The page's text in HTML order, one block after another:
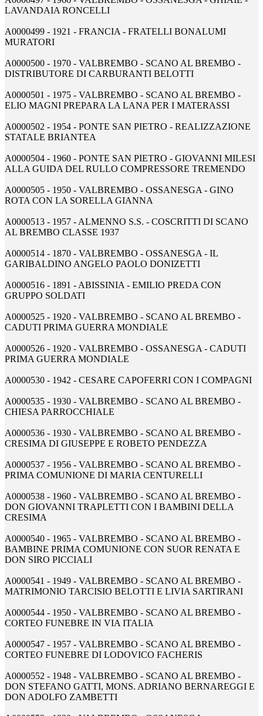
LAVANDAIA RONCELLI
A0000499 - 1921 - FRANCIA - FRATELLI BONALUMI
MURATORI
A0000500 - 1970 - VALBREMBO - SCANO AL BREMBO -
DISTRIBUTORE DI CARBURANTI BELOTTI
A0000501 - 1975 - VALBREMBO - SCANO AL BREMBO -
ELIO MAGNI PREPARA LA LANA PER I MATERASSI
A0000502 - 1954 - PONTE SAN PIETRO - REALIZZAZIONE
STATALE BRIANTEA
A0000504 - 1960 - PONTE SAN PIETRO - GIOVANNI MILESI
ALLA GUIDA DEL RULLO COMPRESSORE TREMENDO
A0000505 - 1950 - VALBREMBO - OSSANESGA - GINO
ROTA CON LA SORELLA GIANNA
A0000513 - 1957 - ALMENNO S.S. - COSCRITTI DI SCANO
AL BREMBO CLASSE 1937
A0000514 - 1870 - VALBREMBO - OSSANESGA - IL
GARIBALDINO ANGELO PAOLO DONIZETTI
A0000516 - 1891 - ABISSINIA - EMILIO PREDA CON
GRUPPO SOLDATI
A0000525 - 1920 - VALBREMBO - SCANO AL BREMBO -
CADUTI PRIMA GUERRA MONDIALE
A0000526 - 1920 - VALBREMBO - OSSANESGA - CADUTI
PRIMA GUERRA MONDIALE
A0000530 - 1942 - CESARE CAPOFERRI CON I COMPAGNI
A0000535 - 1930 - VALBREMBO - SCANO AL BREMBO -
CHIESA PARROCCHIALE
A0000536 - 1930 - VALBREMBO - SCANO AL BREMBO -
CRESIMA DI GIUSEPPE E ROBETO PENDEZZA
A0000537 - 1956 - VALBREMBO - SCANO AL BREMBO -
PRIMA COMUNIONE DI MARIA CENTURELLI
A0000538 - 1960 - VALBREMBO - SCANO AL BREMBO -
DON GIOVANNI TRAPLETTI CON I BAMBINI DELLA
CRESIMA
A0000540 - 1965 - VALBREMBO - SCANO AL BREMBO -
BAMBINE PRIMA COMUNIONE CON SUOR RENATA E
DON SIRO PICCIALI
A0000541 - 1949 - VALBREMBO - SCANO AL BREMBO -
MATRIMONIO TARCISIO BELOTTI E LIVIA SARTIRANI
A0000544 - 1950 - VALBREMBO - SCANO AL BREMBO -
CORTEO FUNEBRE IN VIA ITALIA
A0000547 - 1957 - VALBREMBO - SCANO AL BREMBO -
CORTEO FUNEBRE DI LODOVICO FACHERIS
A0000552 - 1948 - VALBREMBO - SCANO AL BREMBO -
DON STEFANO GATTI, MONS. ADRIANO BERNAREGGI E
DON ADOLFO ZAMBETTI